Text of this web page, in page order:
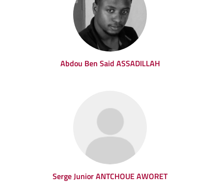
Abdou Ben Said ASSADILLAH
Serge Junior ANTCHOUE AWORET